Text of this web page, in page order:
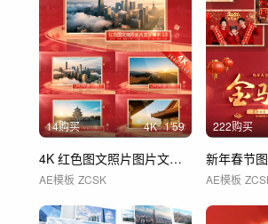
14购买 4K 1'59
4K 红色图文照片图片文字展示 01
AE模板 ZCSK
222购买
AE模板